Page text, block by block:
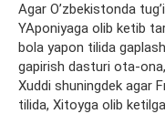
Agar O’zbekistonda
YAponiyaga olib ketib
bola yapon tilida
gapirish dasturi ota-
Xuddi shuningdek agar
tilida, Xitoyga olib